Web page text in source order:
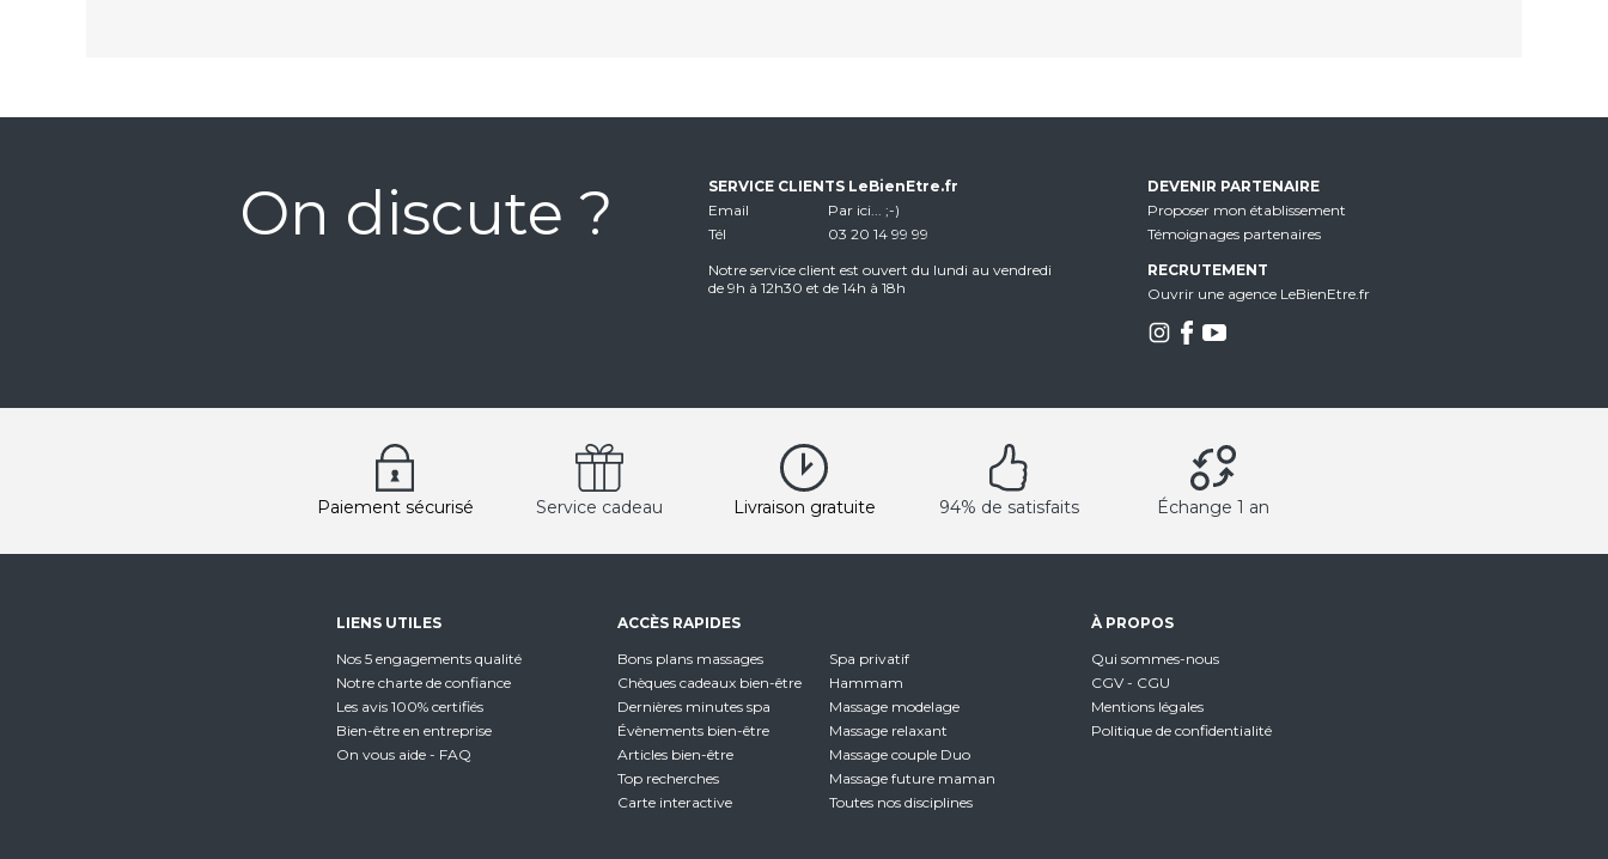
On discute ?
SERVICE CLIENTS LeBienEtre.fr
Email
Par ici... ;-)
Tél
03 20 14 99 99
Notre service client est ouvert du lundi au vendredi
de 9h à 12h30 et de 14h à 18h
DEVENIR PARTENAIRE
Proposer mon établissement
Témoignages partenaires
RECRUTEMENT
Ouvrir une agence LeBienEtre.fr
Paiement sécurisé Service cadeau Livraison gratuite 94% de satisfaits Échange 1 an
LIENS UTILES
Nos 5 engagements qualité
Notre charte de confiance
Les avis 100% certifiés
Bien-être en entreprise
On vous aide - FAQ
ACCÈS RAPIDES
Bons plans massages
Chèques cadeaux bien-être
Dernières minutes spa
Évènements bien-être
Articles bien-être
Top recherches
Carte interactive
Spa privatif
Hammam
Massage modelage
Massage relaxant
Massage couple Duo
Massage future maman
Toutes nos disciplines
À PROPOS
Qui sommes-nous
CGV - CGU
Mentions légales
Politique de confidentialité